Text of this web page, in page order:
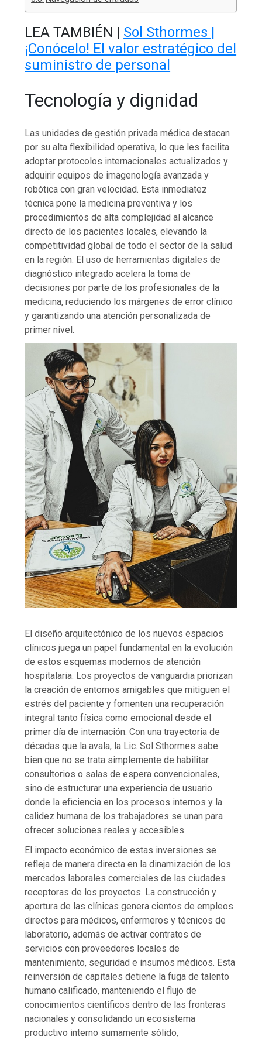
LEA TAMBIÉN | Sol Sthormes |
¡Conócelo! El valor estratégico del
suministro de personal
Tecnología y dignidad
Las unidades de gestión privada médica destacan
por su alta flexibilidad operativa, lo que les facilita
adoptar protocolos internacionales actualizados y
adquirir equipos de imagenología avanzada y
robótica con gran velocidad. Esta inmediatez
técnica pone la medicina preventiva y los
procedimientos de alta complejidad al alcance
directo de los pacientes locales, elevando la
competitividad global de todo el sector de la salud
en la región. El uso de herramientas digitales de
diagnóstico integrado acelera la toma de
decisiones por parte de los profesionales de la
medicina, reduciendo los márgenes de error clínico
y garantizando una atención personalizada de
primer nivel.
El diseño arquitectónico de los nuevos espacios
clínicos juega un papel fundamental en la evolución
de estos esquemas modernos de atención
hospitalaria. Los proyectos de vanguardia priorizan
la creación de entornos amigables que mitiguen el
estrés del paciente y fomenten una recuperación
integral tanto física como emocional desde el
primer día de internación. Con una trayectoria de
décadas que la avala, la Lic. Sol Sthormes sabe
bien que no se trata simplemente de habilitar
consultorios o salas de espera convencionales,
sino de estructurar una experiencia de usuario
donde la eficiencia en los procesos internos y la
calidez humana de los trabajadores se unan para
ofrecer soluciones reales y accesibles.
El impacto económico de estas inversiones se
refleja de manera directa en la dinamización de los
mercados laborales comerciales de las ciudades
receptoras de los proyectos. La construcción y
apertura de las clínicas genera cientos de empleos
directos para médicos, enfermeros y técnicos de
laboratorio, además de activar contratos de
servicios con proveedores locales de
mantenimiento, seguridad e insumos médicos. Esta
reinversión de capitales detiene la fuga de talento
humano calificado, manteniendo el flujo de
conocimientos científicos dentro de las fronteras
nacionales y consolidando un ecosistema
productivo interno sumamente sólido,